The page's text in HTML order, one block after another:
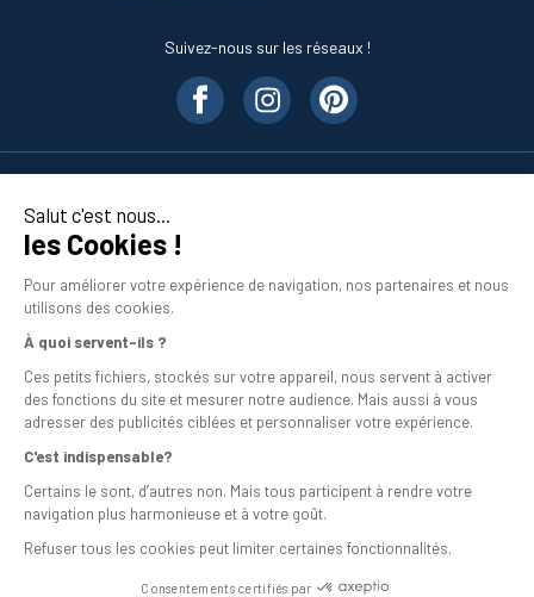
Salut c'est nous...
les Cookies !
Pour améliorer votre expérience de navigation, nos partenaires et nous
utilisons des cookies.
À quoi servent-ils ?
Ces petits fichiers, stockés sur votre appareil, nous servent à activer
des fonctions du site et mesurer notre audience. Mais aussi à vous
adresser des publicités ciblées et personnaliser votre expérience.
C'est indispensable?
Certains le sont, d’autres non. Mais tous participent à rendre votre
navigation plus harmonieuse et à votre goût.
Refuser tous les cookies peut limiter certaines fonctionnalités.
Consentements certifiés par
Suivez-nous sur les réseaux !
En savoir plus
Mentions légales
Conditions générales de vente